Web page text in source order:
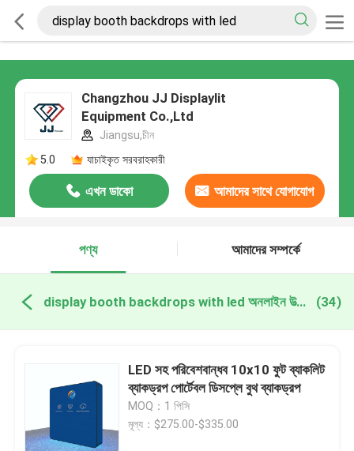
Changzhou JJ Displaylit
Equipment Co.,Ltd
Jiangsu,চীন
5.0
যাচাইকৃত সরবরাহকারী
এখন ডাকো আমাদের সাথে যোগাযোগ
পণ্য
আমাদের সম্পর্কে
display booth backdrops with led অনলাইন উত্পাদন (34)
LED সহ পরিবেশবান্ধব 10x10 ফুট ব্যাকলিট
ব্যাকড্রপ পোর্টেবল ডিসপ্লে বুথ ব্যাকড্রপ
MOQ：1 পিসি
মূল্য：$275.00-$335.00